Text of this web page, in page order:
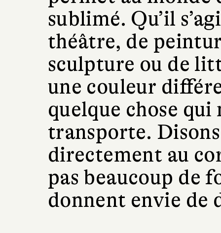
sublimé. Qu’il
théâtre, de
sculpture ou de
une couleur
quelque chose qui
transporte.
directement au
pas beaucoup de
donnent envie de